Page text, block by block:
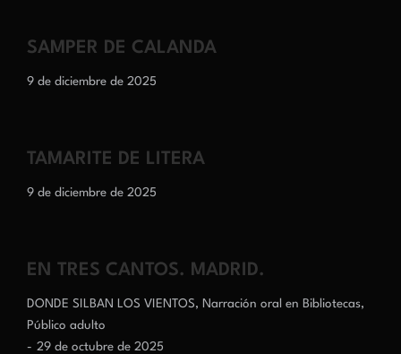
SAMPER DE CALANDA
9 de diciembre de 2025
TAMARITE DE LITERA
9 de diciembre de 2025
EN TRES CANTOS. MADRID.
DONDE SILBAN LOS VIENTOS, Narración oral en Bibliotecas,
Público adulto
29 de octubre de 2025